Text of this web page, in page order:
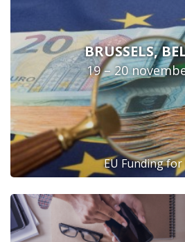
BRUSSELS,
19 – 20
EU Funding for